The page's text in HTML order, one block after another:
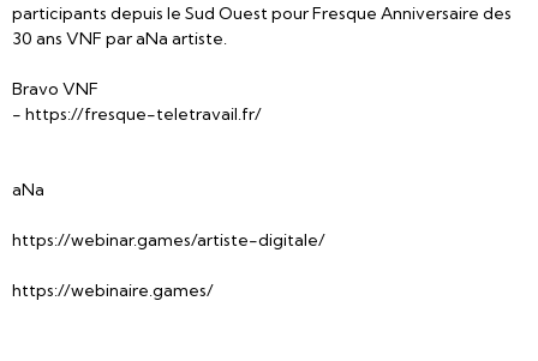
participants depuis le Sud Ouest pour Fresque Anniversaire des
30 ans VNF par aNa artiste.
Bravo VNF
- https://fresque-teletravail.fr/
aNa
https://webinar.games/artiste-digitale/
https://webinaire.games/